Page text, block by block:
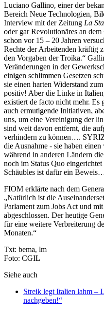
Luciano Gallino, einer der
Bereich Neue Technologien,
Interview mit der Zeitung La
oder gar Revolutionäres an
schon vor 15 – 20 Jahren
Rechte der Arbeitenden kräftig
den Vorgaben der Troika.“
Veränderungen in der
einigen schlimmen Gesetzen
sie einen harten Widerstand
positiv! Aber die Linke in
existiert de facto nicht mehr. Es
auch ermutigende Initiativen,
uns, um eine Vereinigung der
sind weit davon entfernt, die
verhindern zu können….
die Ausnahme - sie haben
während in anderen Ländern
noch im Status Quo
Schäubles ist dafür ein
FIOM erklärte nach dem
„Natürlich ist die
Parlament zum Jobs Act und
abgeschlossen. Der heutige
für eine weitere Verbreiterung
Monaten.“
Txt: bema, lm
Foto: CGIL
Siehe auch
Streik legt Italien lahm –
nachgeben!“